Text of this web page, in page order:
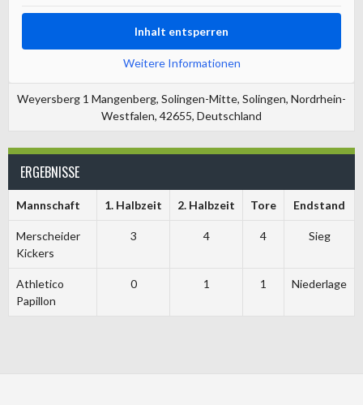
Inhalt entsperren
Weitere Informationen
Weyersberg 1 Mangenberg, Solingen-Mitte, Solingen, Nordrhein-
Westfalen, 42655, Deutschland
ERGEBNISSE
Mannschaft 1. Halbzeit 2. Halbzeit Tore Endstand
Merscheider
Kickers
3 4 4 Sieg
Athletico
Papillon
0 1 1 Niederlage